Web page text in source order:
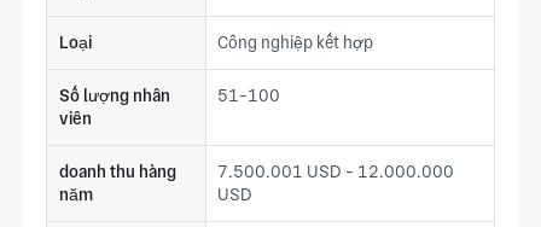
Loại Công nghiệp kết hợp
Số lượng nhân
viên
51-100
doanh thu hàng
năm
7.500.001 USD - 12.000.000
USD